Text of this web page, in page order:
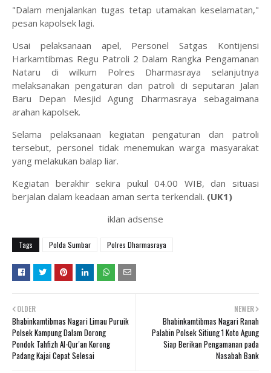
"Dalam menjalankan tugas tetap utamakan keselamatan,"
pesan kapolsek lagi.
Usai pelaksanaan apel, Personel Satgas Kontijensi
Harkamtibmas Regu Patroli 2 Dalam Rangka Pengamanan
Nataru di wilkum Polres Dharmasraya selanjutnya
melaksanakan pengaturan dan patroli di seputaran Jalan
Baru Depan Mesjid Agung Dharmasraya sebagaimana
arahan kapolsek.
Selama pelaksanaan kegiatan pengaturan dan patroli
tersebut, personel tidak menemukan warga masyarakat
yang melakukan balap liar.
Kegiatan berakhir sekira pukul 04.00 WIB, dan situasi
berjalan dalam keadaan aman serta terkendali. (UK1)
iklan adsense
Tags Polda Sumbar Polres Dharmasraya
NEWER
Bhabinkamtibmas Nagari Ranah
Palabin Polsek Sitiung 1 Koto Agung
Siap Berikan Pengamanan pada
Nasabah Bank
OLDER
Bhabinkamtibmas Nagari Limau Puruik
Polsek Kampung Dalam Dorong
Pondok Tahfizh Al-Qur'an Korong
Padang Kajai Cepat Selesai